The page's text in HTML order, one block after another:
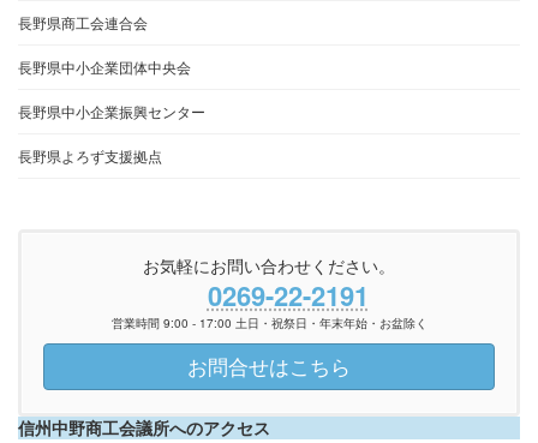
長野県商工会連合会
長野県中小企業団体中央会
長野県中小企業振興センター
長野県よろず支援拠点
お気軽にお問い合わせください。
0269-22-2191
営業時間 9:00 - 17:00 土日・祝祭日・年末年始・お盆除く
お問合せはこちら
信州中野商工会議所へのアクセス